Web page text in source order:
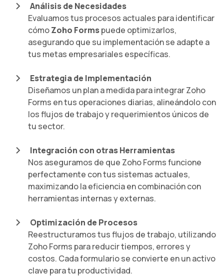
Análisis de Necesidades
Evaluamos tus procesos actuales para identificar
cómoZoho Formspuede optimizarlos,
asegurando que su implementación se adapte a
tus metas empresariales específicas.
Estrategia de Implementación
Diseñamos un plan a medida para integrar Zoho
Forms en tus operaciones diarias, alineándolo con
los flujos de trabajo y requerimientos únicos de
tu sector.
Integración con otras Herramientas
Nos aseguramos de que Zoho Forms funcione
perfectamente con tus sistemas actuales,
maximizando la eficiencia en combinación con
herramientas internas y externas.
Optimización de Procesos
Reestructuramos tus flujos de trabajo, utilizando
Zoho Forms para reducir tiempos, errores y
costos. Cada formulario se convierte en un activo
clave para tu productividad.